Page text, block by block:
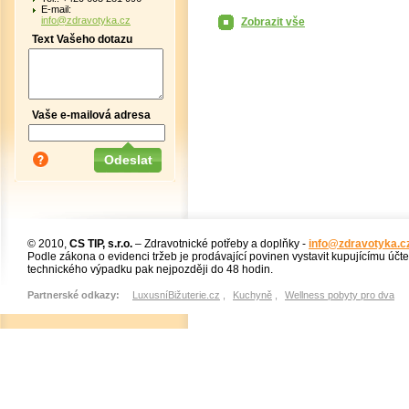
E-mail:
info@zdravotyka.cz
Text Vašeho dotazu
Vaše e-mailová adresa
Zobrazit vše
© 2010, CS TIP, s.r.o. – Zdravotnické potřeby a doplňky -
Podle zákona o evidenci tržeb je prodávající povinen vystavit kupujícímu
technického výpadku pak nejpozději do 48 hodin.
Partnerské odkazy: LuxusníBižuterie.cz Kuchyně Wellness pobyty pro dva